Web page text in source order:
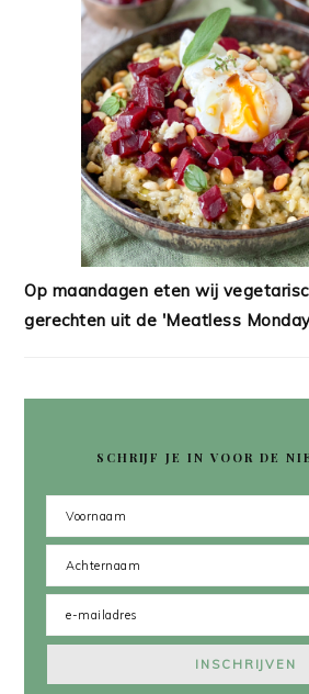
Op maandagen eten wij
gerechten uit de 'Meatless
SCHRIJF JE IN VOOR DE